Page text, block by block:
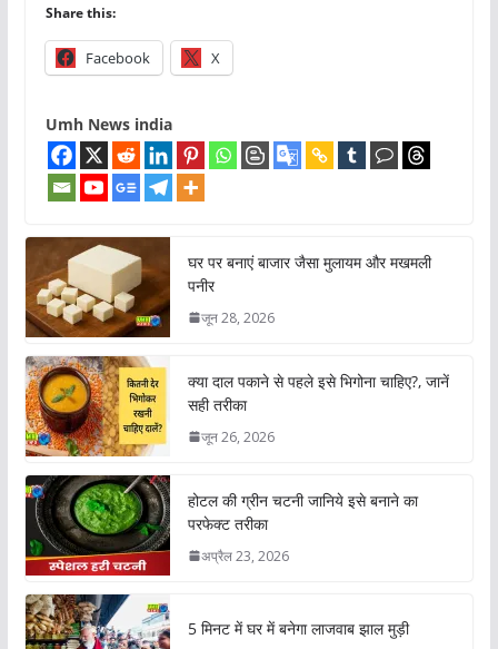
Share this:
Facebook X
Umh News india
घर पर बनाएं बाजार जैसा मुलायम और मखमली
पनीर
जून 28, 2026
क्या दाल पकाने से पहले इसे भिगोना चाहिए?, जानें
सही तरीका
जून 26, 2026
होटल की ग्रीन चटनी जानिये इसे बनाने का
परफेक्ट तरीका
अप्रैल 23, 2026
5 मिनट में घर में बनेगा लाजवाब झाल मुड़ी